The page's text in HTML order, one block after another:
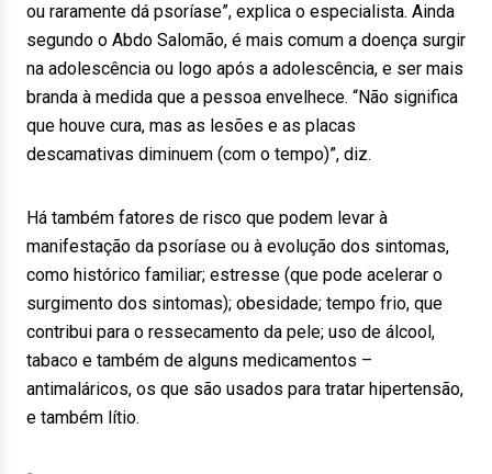
ou raramente dá psoríase”, explica o especialista. Ainda
segundo o Abdo Salomão, é mais comum a doença surgir
na adolescência ou logo após a adolescência, e ser mais
branda à medida que a pessoa envelhece. “Não significa
que houve cura, mas as lesões e as placas
descamativas diminuem (com o tempo)”, diz.
Há também fatores de risco que podem levar à
manifestação da psoríase ou à evolução dos sintomas,
como histórico familiar; estresse (que pode acelerar o
surgimento dos sintomas); obesidade; tempo frio, que
contribui para o ressecamento da pele; uso de álcool,
tabaco e também de alguns medicamentos –
antimaláricos, os que são usados para tratar hipertensão,
e também lítio.